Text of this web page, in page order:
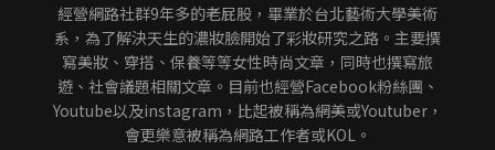
經營網路社群9年多的老屁股，畢業於台北藝術大學美術
系，為了解決天生的濃妝臉開始了彩妝研究之路。主要撰
寫美妝、穿搭、保養等等女性時尚文章，同時也撰寫旅
遊、社會議題相關文章。目前也經營Facebook粉絲團、
Youtube以及instagram，比起被稱為網美或Youtuber，
會更樂意被稱為網路工作者或KOL。